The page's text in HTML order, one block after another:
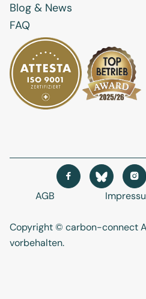
Blog & News
FAQ
Copyright © carbon-connect
vorbehalten.
AGB
 